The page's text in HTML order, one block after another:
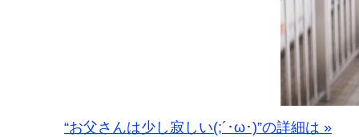
“お父さんは少し寂しい(;´･ω･)”の詳細は »